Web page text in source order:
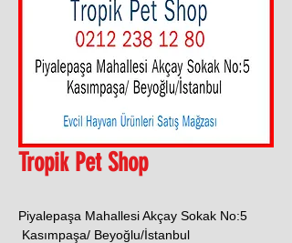
Tropik Pet Shop
Piyalepaşa Mahallesi Akçay Sokak No:5
Kasımpaşa/ Beyoğlu/İstanbul